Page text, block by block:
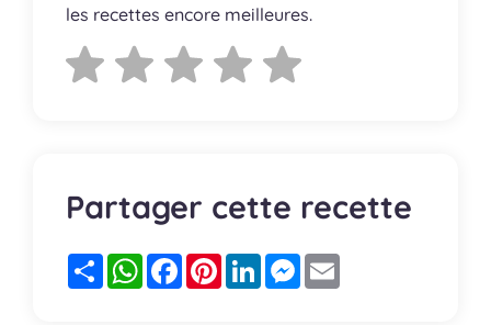
les recettes encore meilleures.
Partager cette recette
PartagerWhatsApp
FacebookPinterestLinkedInMessenger